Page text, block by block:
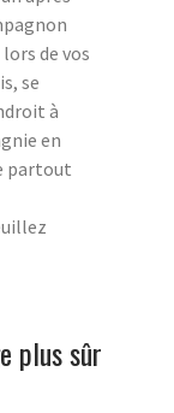
de vos
se
à
en
partout
plus sûr